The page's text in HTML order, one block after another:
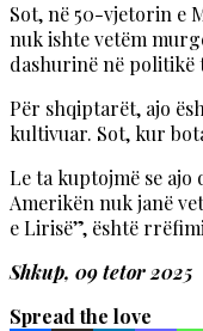
Sot, në 50-vjetorin e
nuk ishte vetëm
dashurinë në politikë
Për shqiptarët, ajo
kultivuar. Sot, kur
Le ta kuptojmë se ajo
Amerikën nuk janë
e Lirisë”, është
Shkup, 09 tetor 2025
Spread the love